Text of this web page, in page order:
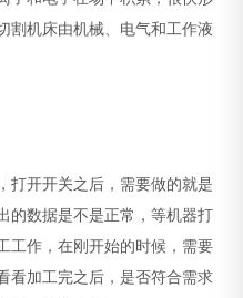
割机床由机械、电气和工作液
开开关之后，需要做的就是
的数据是不是正常，等机器打
工作，在刚开始的时候，需要
看加工完之后，是否符合需求